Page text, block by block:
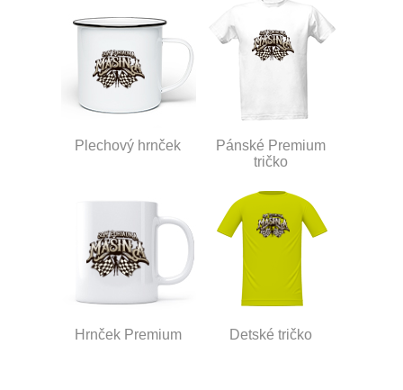
Plechový hrnček
Pánské Premium
tričko
Hrnček Premium Detské tričko